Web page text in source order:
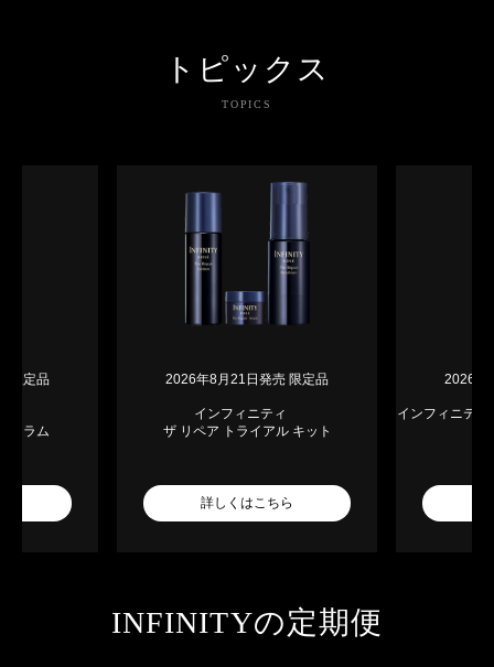
トピックス
TOPICS
限定品
セラム
2026年8月21日発売 限定品
インフィニティ
ザ リペア トライアル キット
詳しくはこちら
2026年
インフィニテ
INFINITYの定期便